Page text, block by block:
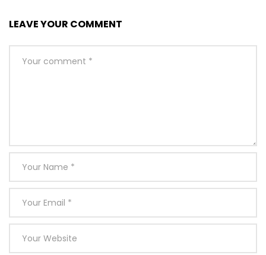
LEAVE YOUR COMMENT